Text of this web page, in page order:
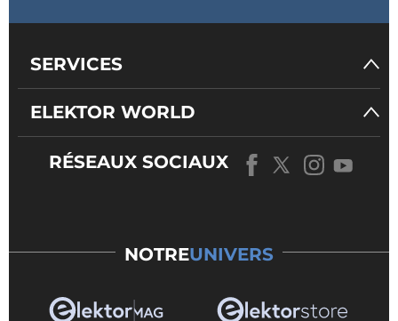
SERVICES
ELEKTOR WORLD
RÉSEAUX SOCIAUX
NOTREUNIVERS